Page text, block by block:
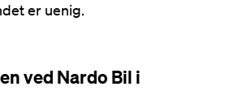
er uenig.
ved Nardo Bil i